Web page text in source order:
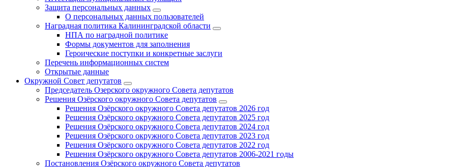
Защита персональных данных
О персональных данных пользователей
Наградная политика Калининградской области
НПА по наградной политике
Формы документов для заполнения
Героические поступки и конкретные заслуги
Перечень информационных систем
Открытые данные
Окружной Совет депутатов
Председатель Озерского окружного Совета депутатов
Решения Озёрского окружного Совета депутатов
Решения Озёрского окружного Совета депутатов 2026 год
Решения Озёрского окружного Совета депутатов 2025 год
Решения Озёрского окружного Совета депутатов 2024 год
Решения Озёрского окружного Совета депутатов 2023 год
Решения Озёрского окружного Совета депутатов 2022 год
Решения Озёрского окружного Совета депутатов 2006-2021 годы
Постановления Озёрского окружного Совета депутатов